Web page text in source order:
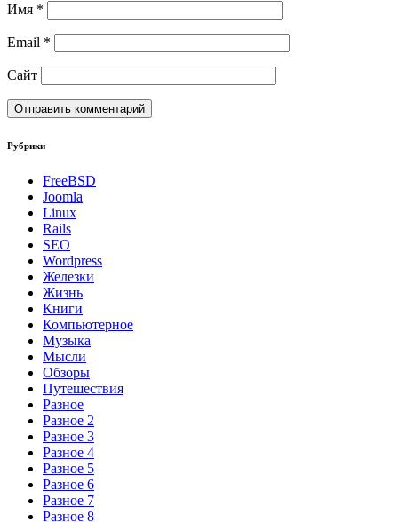
Имя *
Email *
Сайт
Рубрики
FreeBSD
Joomla
Linux
Rails
SEO
Wordpress
Железки
Жизнь
Книги
Компьютерное
Музыка
Мысли
Обзоры
Путешествия
Разное
Разное 2
Разное 3
Разное 4
Разное 5
Разное 6
Разное 7
Разное 8